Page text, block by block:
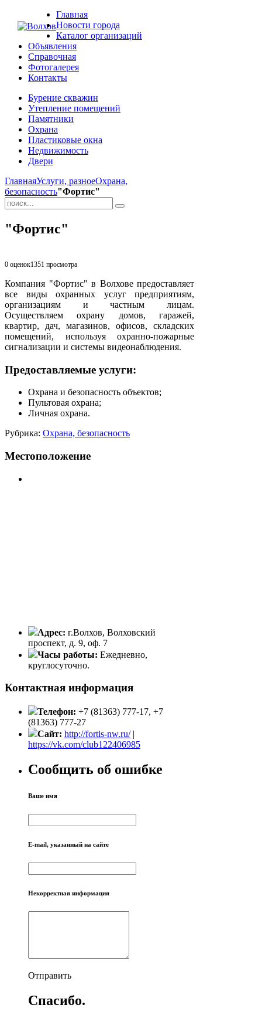
Главная
Новости города
Каталог организаций
Объявления
Справочная
Фотогалерея
Контакты
Бурение скважин
Утепление помещений
Памятники
Охрана
Пластиковые окна
Недвижимость
Двери
ГлавнаяУслуги, разноеОхрана,
безопасность"Фортис"
"Фортис"
0 оценок1351 просмотра
Компания "Фортис" в Волхове предоставляет
все виды охранных услуг предприятиям,
организациям и частным лицам.
Осуществляем охрану домов, гаражей,
квартир, дач, магазинов, офисов, складских
помещений, используя охранно-пожарные
сигнализации и системы видеонаблюдения.
Предоставляемые услуги:
Охрана и безопасность объектов;
Пультовая охрана;
Личная охрана.
Рубрика: Охрана, безопасность
Местоположение
Адрес: г.Волхов, Волховский
проспект, д. 9, оф. 7
Часы работы: Ежедневно,
круглосуточно.
Контактная информация
Телефон: +7 (81363) 777-17, +7
(81363) 777-27
Сайт: http://fortis-nw.ru/|
https://vk.com/club122406985
Сообщить об ошибке
Ваше имя
E-mail, указанный на сайте
Некорректная информация
Отправить
Спасибо.